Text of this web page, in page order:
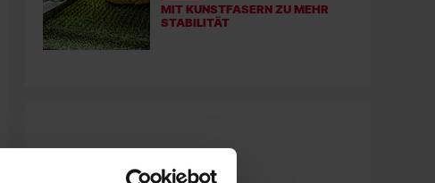
MIT KUNSTFASERN ZU MEHR
STABILITÄT